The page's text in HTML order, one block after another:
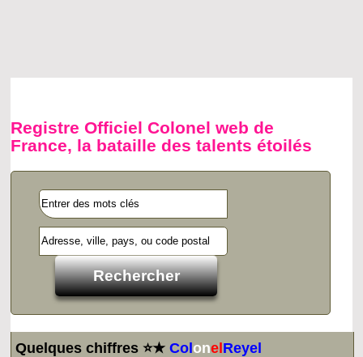
Registre Officiel Colonel web de
France, la bataille des talents étoilés
Quelques chiffres ⭐★ColonelReyel